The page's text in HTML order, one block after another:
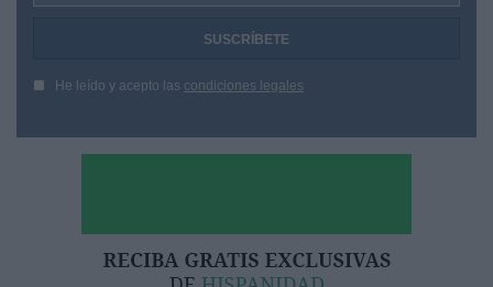
He leído y acepto las condiciones legales